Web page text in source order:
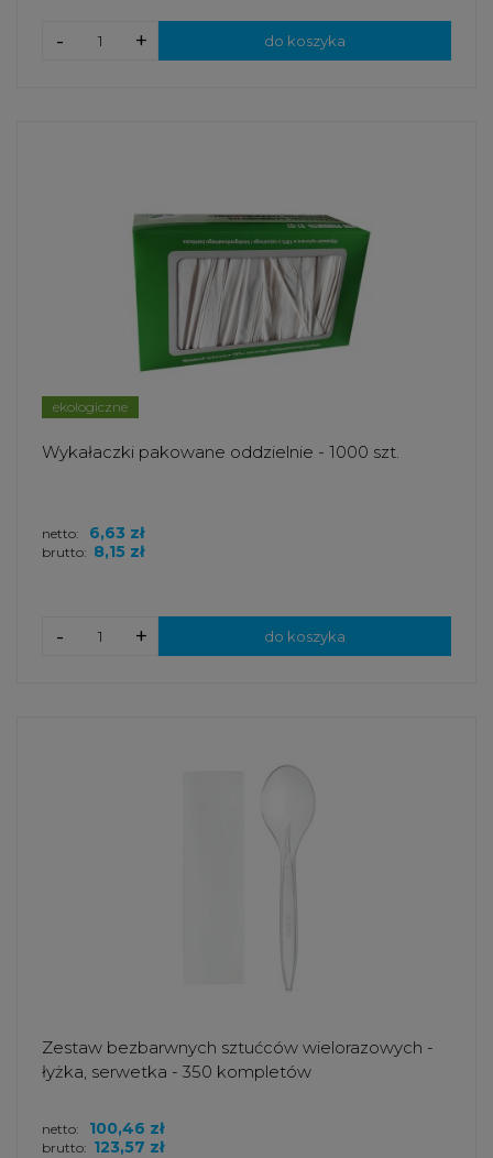
+
- do koszyka
ekologiczne
Wykałaczki pakowane oddzielnie - 1000 szt.
brutto: 8,15 zł
netto: 6,63 zł
+
- do koszyka
Zestaw bezbarwnych sztućców wielorazowych -
łyżka, serwetka - 350 kompletów
brutto: 123,57 zł
netto: 100,46 zł